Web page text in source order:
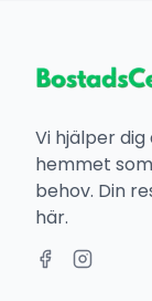
Vi hjälper
hemmet
behov. Din
här.